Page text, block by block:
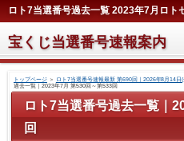
ロト7当選番号過去一覧 2023年7月ロト
宝くじ当選番号速報案内
トップページ＞ ロト7当選番号速報最新 第690回｜2026年8月14日(
過去一覧｜2023年7月 第530回～第533回
ロト7当選番号過去一覧｜
回